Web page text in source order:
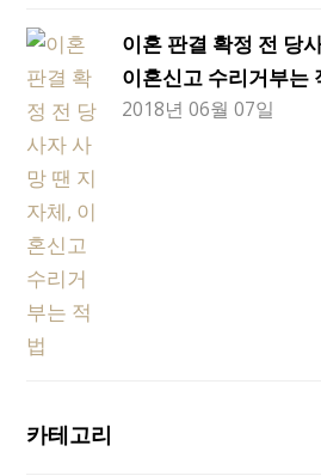
이혼 판결 확정 전 당
이혼신고 수리거부는
2018년 06월 07일
카테고리